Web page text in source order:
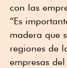
con las
“Es
madera que
regiones de
empresas